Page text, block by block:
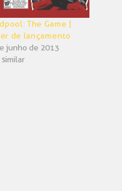
The Game |
de lançamento
junho de 2013
similar